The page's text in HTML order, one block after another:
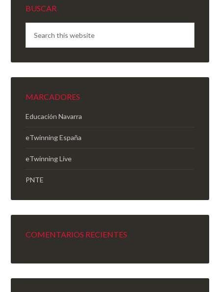
BUSCAR
MARCADORES
Educación Navarra
eTwinning España
eTwinning Live
PNTE
COMENTARIOS RECIENTES